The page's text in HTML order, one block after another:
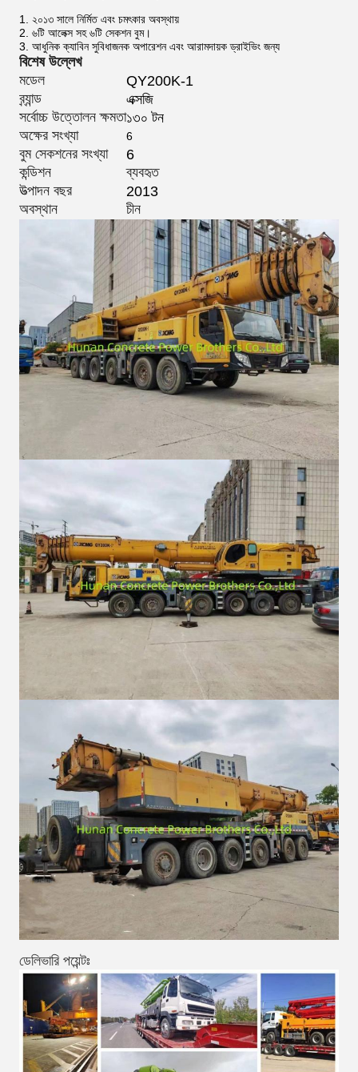
1. ২০১৩ সালে নির্মিত এবং চমৎকার অবস্থায়
2. ৬টি আলেক্স সহ ৬টি সেকশন বুম।
3. আধুনিক ক্যাবিন সুবিধাজনক অপারেশন এবং আরামদায়ক ড্রাইভিং জন্য
বিশেষ উল্লেখ
মডেল
QY200K-1
ব্র্যান্ড
এক্সজি
সর্বোচ্চ উত্তোলন ক্ষমতা১৩০ টন
অক্ষের সংখ্যা
6
বুম সেকশনের সংখ্যা
6
কন্ডিশন
ব্যবহৃত
উত্পাদন বছর
2013
অবস্থান
চীন
ডেলিভারি পয়েন্টঃ